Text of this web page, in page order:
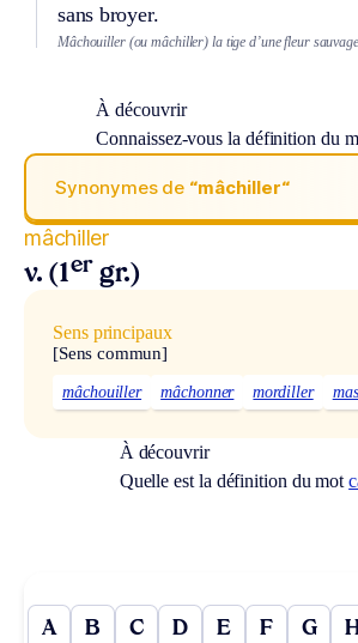
sans broyer.
Mâchouiller (ou mâchiller) la tige d’une fleur
À découvrir
Connaissez-vous la définition du
Synonymes de “mâchiller“
mâchiller
v. (1er gr.)
Sens principaux
[Sens commun]
mâchouiller mâchonner mordiller
À découvrir
Quelle est la définition du mot
A B C D E F G